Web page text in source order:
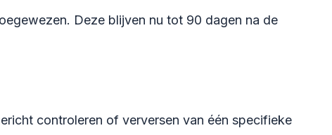
Deze blijven nu tot 90 dagen na de
controleren of verversen van één specifieke